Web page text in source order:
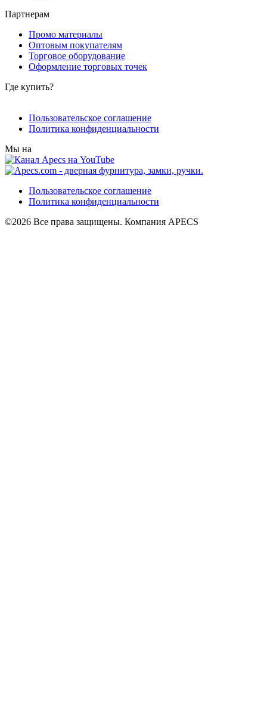
Партнерам
Промо материалы
Оптовым покупателям
Торговое оборудование
Оформление торговых точек
Где купить?
Пользовательское соглашение
Политика конфиденциальности
Мы на
Пользовательское соглашение
Политика конфиденциальности
©2026 Все права защищены. Компания APECS